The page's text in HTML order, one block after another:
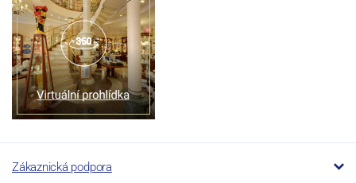
Zákaznická podpora